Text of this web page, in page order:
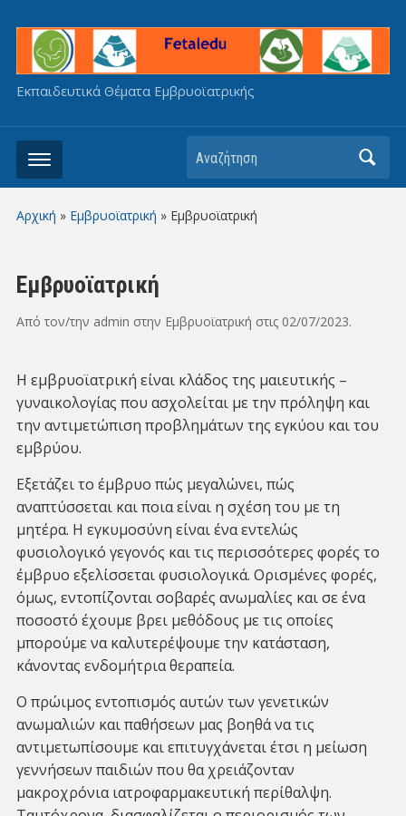
Εκπαιδευτικά Θέματα Εμβρυοϊατρικής
Αναζήτηση
Αρχική » Εμβρυοϊατρική » Εμβρυοϊατρική
Εμβρυοϊατρική
Από τον/την admin στην Εμβρυοϊατρική στις 02/07/2023.
Η εμβρυοϊατρική είναι κλάδος της μαιευτικής –
γυναικολογίας που ασχολείται με την πρόληψη και
την αντιμετώπιση προβλημάτων της εγκύου και του
εμβρύου.
Εξετάζει το έμβρυο πώς μεγαλώνει, πώς
αναπτύσσεται και ποια είναι η σχέση του με τη
μητέρα. Η εγκυμοσύνη είναι ένα εντελώς
φυσιολογικό γεγονός και τις περισσότερες φορές το
έμβρυο εξελίσσεται φυσιολογικά. Ορισμένες φορές,
όμως, εντοπίζονται σοβαρές ανωμαλίες και σε ένα
ποσοστό έχουμε βρει μεθόδους με τις οποίες
μπορούμε να καλυτερέψουμε την κατάσταση,
κάνοντας ενδομήτρια θεραπεία.
Ο πρώιμος εντοπισμός αυτών των γενετικών
ανωμαλιών και παθήσεων μας βοηθά να τις
αντιμετωπίσουμε και επιτυγχάνεται έτσι η μείωση
γεννήσεων παιδιών που θα χρειάζονταν
μακροχρόνια ιατροφαρμακευτική περίθαλψη.